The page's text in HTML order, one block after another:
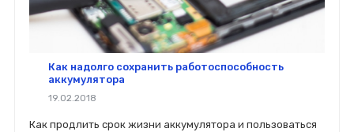
Как надолго сохранить работоспособность
аккумулятора
19.02.2018
Как продлить срок жизни аккумулятора и пользоваться